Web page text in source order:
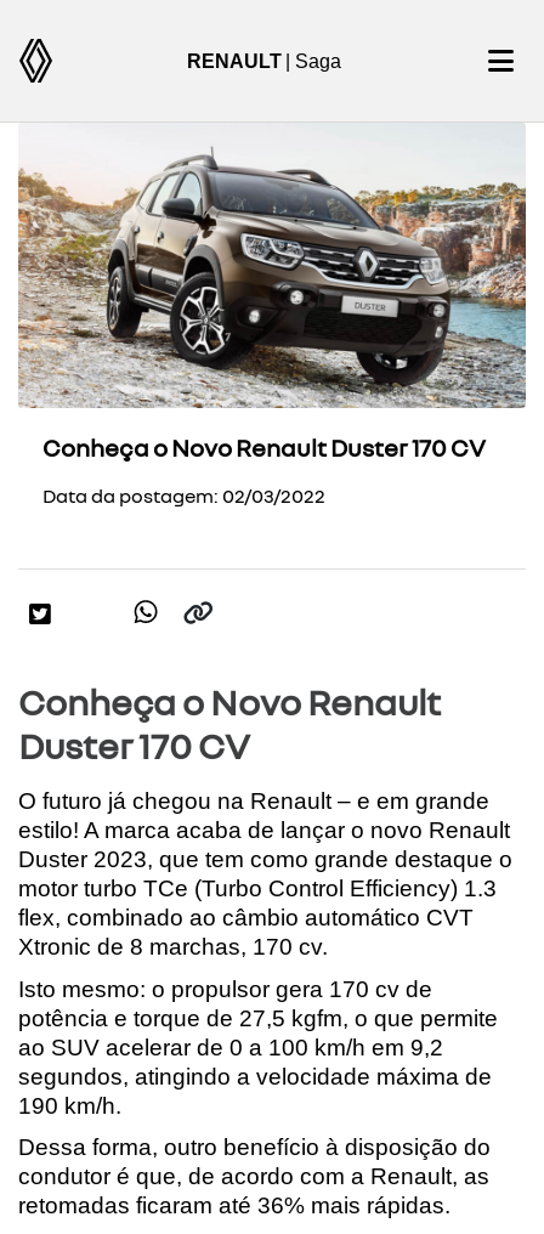
RENAULT | Saga
Conheça o Novo Renault Duster 170 CV
Data da postagem: 02/03/2022
Conheça o Novo Renault
Duster 170 CV
O futuro já chegou na Renault – e em grande
estilo! A marca acaba de lançar o novo Renault
Duster 2023, que tem como grande destaque o
motor turbo TCe (Turbo Control Efficiency) 1.3
flex, combinado ao câmbio automático CVT
Xtronic de 8 marchas, 170 cv.
Isto mesmo: o propulsor gera 170 cv de
potência e torque de 27,5 kgfm, o que permite
ao SUV acelerar de 0 a 100 km/h em 9,2
segundos, atingindo a velocidade máxima de
190 km/h.
Dessa forma, outro benefício à disposição do
condutor é que, de acordo com a Renault, as
retomadas ficaram até 36% mais rápidas.